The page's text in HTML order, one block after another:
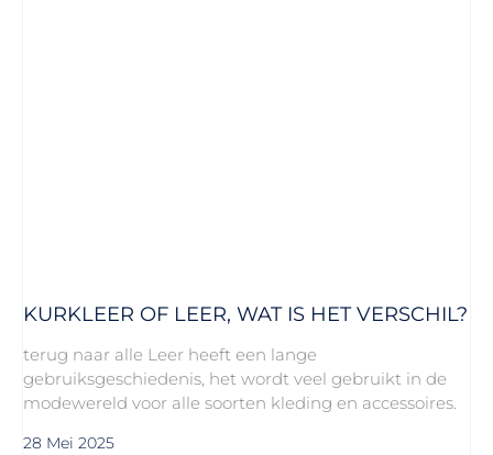
KURKLEER OF LEER, WAT IS HET VERSCHIL?
terug naar alle Leer heeft een lange
gebruiksgeschiedenis, het wordt veel gebruikt in de
modewereld voor alle soorten kleding en accessoires.
28 Mei 2025